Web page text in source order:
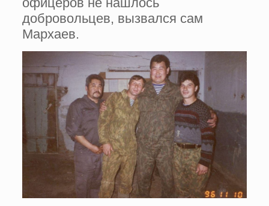
добровольцев, вызвался сам
Мархаев.